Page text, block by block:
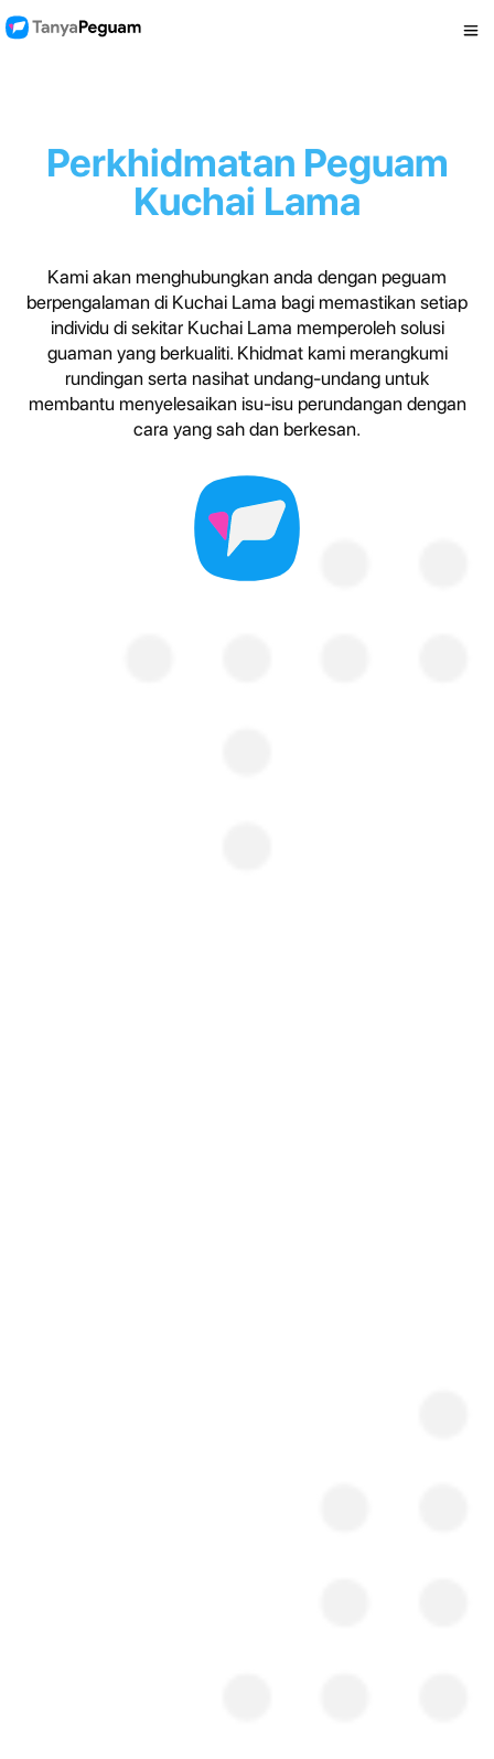
Perkhidmatan Peguam
Kuchai Lama
Kami akan menghubungkan anda dengan peguam
berpengalaman di Kuchai Lama bagi memastikan setiap
individu di sekitar Kuchai Lama memperoleh solusi
guaman yang berkualiti. Khidmat kami merangkumi
rundingan serta nasihat undang-undang untuk
membantu menyelesaikan isu-isu perundangan dengan
cara yang sah dan berkesan.